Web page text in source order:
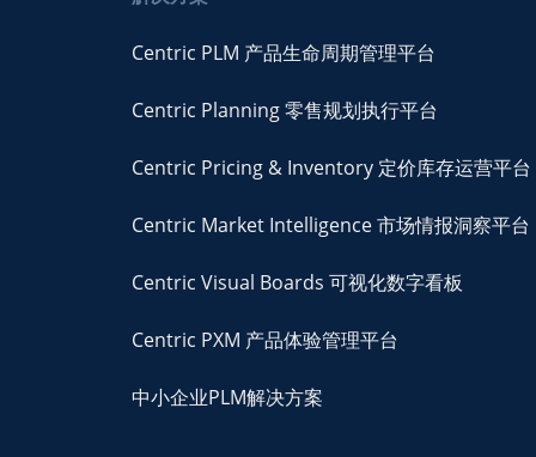
Centric PLM 产品生命周期管理平台
Centric Planning 零售规划执行平台
Centric Pricing & Inventory 定价库存运营平台
Centric Market Intelligence 市场情报洞察平台
Centric Visual Boards 可视化数字看板
Centric PXM 产品体验管理平台
中小企业PLM解决方案